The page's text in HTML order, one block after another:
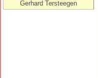
Gerhard Tersteegen